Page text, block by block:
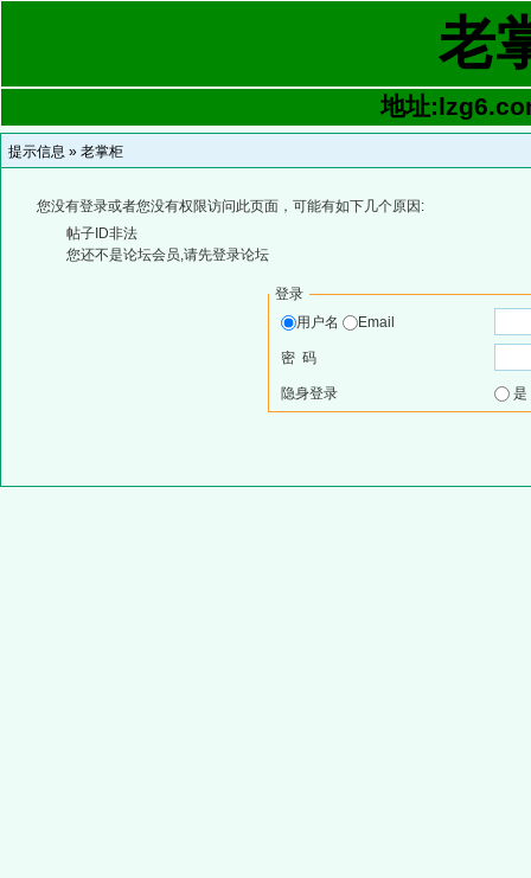
老
地址
提示信息 » 老掌柜
您没有登录或者您没有权限访问此页面，可能有如下几个原因:
帖子ID非法
您还不是论坛会员,请先登录论坛
登录
用户名
Email
密 码
隐身登录